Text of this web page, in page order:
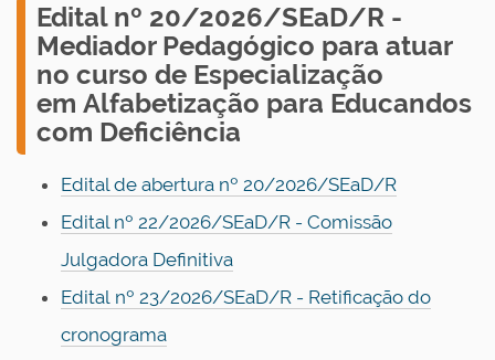
Edital nº 20/2026/SEaD/R -
Mediador Pedagógico para atuar
no curso de Especialização
em Alfabetização para Educandos
com Deficiência
Edital de abertura nº 20/2026/SEaD/R
Edital nº 22/2026/SEaD/R - Comissão
Julgadora Definitiva
Edital nº 23/2026/SEaD/R - Retificação do
cronograma